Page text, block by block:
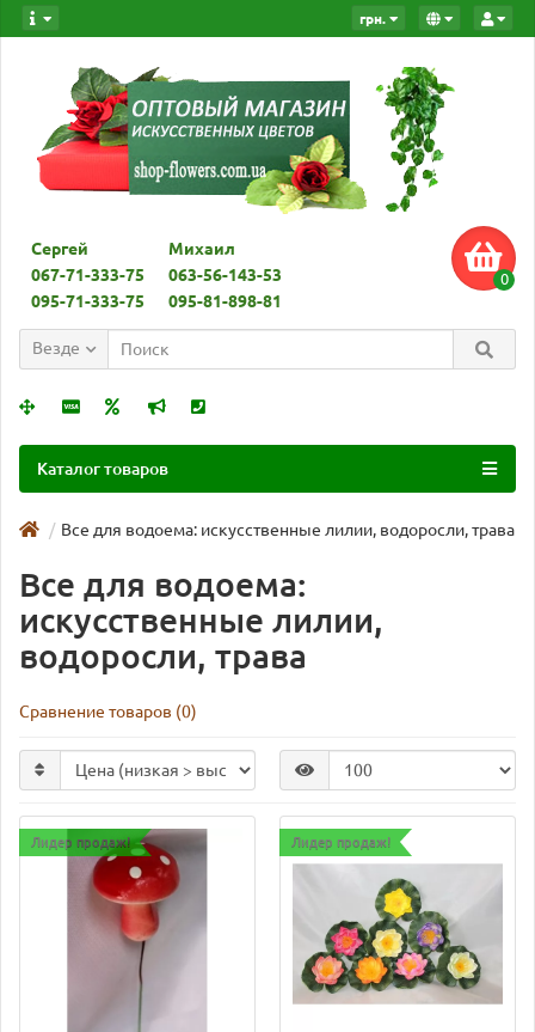
грн.
Сергей
067-71-333-75
095-71-333-75
Михаил
063-56-143-53
095-81-898-81
0
Везде
Каталог товаров
Все для водоема: искусственные лилии, водоросли, трава
Все для водоема:
искусственные лилии,
водоросли, трава
Сравнение товаров (0)
Лидер продаж! Лидер продаж!